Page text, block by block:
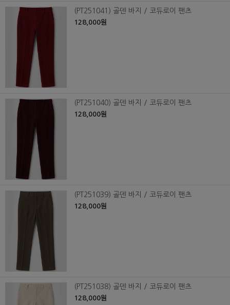
(PT251041) 골덴 바지 / 코듀로이 팬츠
128,000원
(PT251040) 골덴 바지 / 코듀로이 팬츠
128,000원
(PT251039) 골덴 바지 / 코듀로이 팬츠
128,000원
(PT251038) 골덴 바지 / 코듀로이 팬츠
128,000원